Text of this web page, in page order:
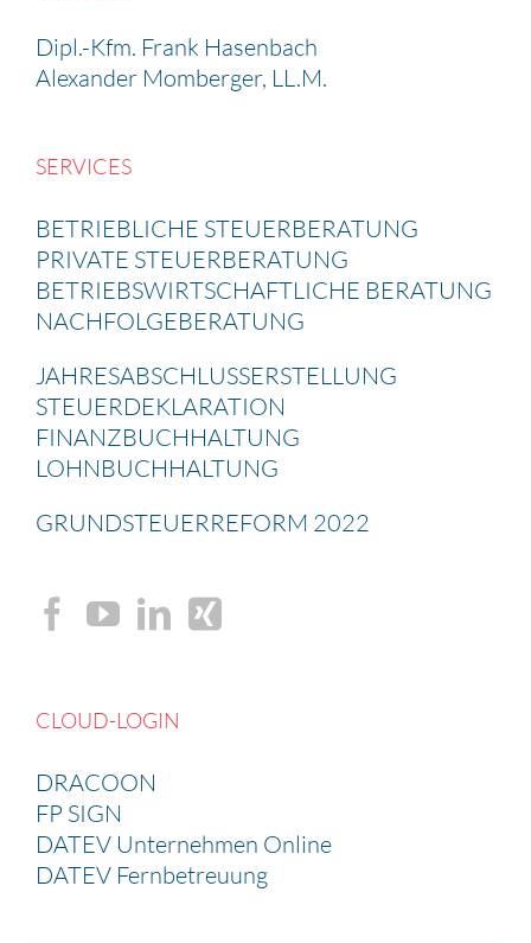
Dipl.-Kfm. Frank Hasen­bach
Alexander Momberger, LL.M.
SERVICES
BETRIEB­LICHE STEUER­BE­RA­TUNG
PRIVATE STEUER­BE­RA­TUNG
BETRIEBS­WIRT­SCHAFT­LICHE BERATUNG
NACHFOL­GE­BE­RA­TUNG
JAHRES­AB­SCHLUSS­ERSTEL­LUNG
STEUER­DE­KLA­RA­TION
FINANZ­BUCH­HAL­TUNG
LOHNBUCH­HAL­TUNG
GRUND­STEU­ER­RE­FORM 2022
CLOUD-LOGIN
DRACOON
FP SIGN
DATEV Unternehmen Online
DATEV Fernbetreuung